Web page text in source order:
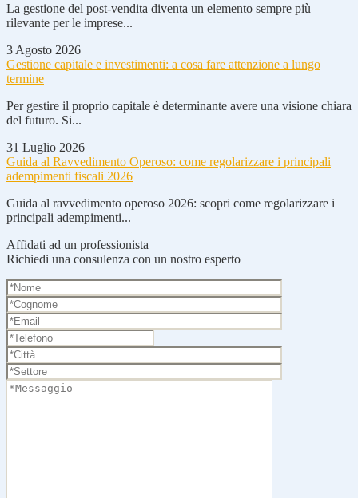
La gestione del post-vendita diventa un elemento sempre più
rilevante per le imprese...
3 Agosto 2026
Gestione capitale e investimenti: a cosa fare attenzione a lungo
termine
Per gestire il proprio capitale è determinante avere una visione chiara
del futuro. Si...
31 Luglio 2026
Guida al Ravvedimento Operoso: come regolarizzare i principali
adempimenti fiscali 2026
Guida al ravvedimento operoso 2026: scopri come regolarizzare i
principali adempimenti...
Affidati ad un professionista
Richiedi una consulenza con un nostro esperto